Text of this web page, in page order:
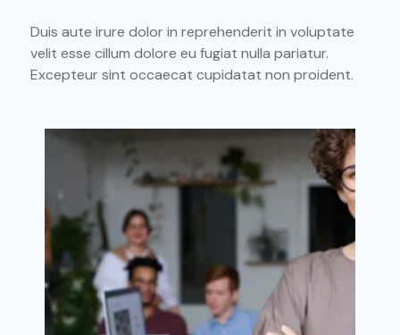
Duis aute irure dolor in reprehenderit in voluptate
velit esse cillum dolore eu fugiat nulla pariatur.
Excepteur sint occaecat cupidatat non proident.